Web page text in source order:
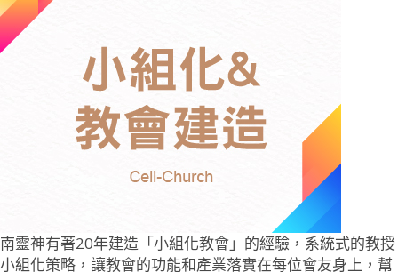
南靈神有著20年建造「小組化教會」的經驗，系統式的教授
小組化策略，讓教會的功能和產業落實在每位會友身上，幫